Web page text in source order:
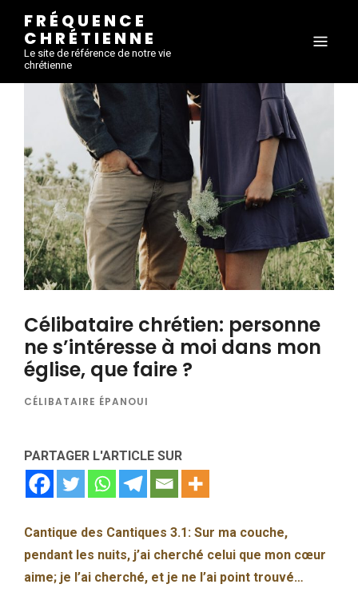
FRÉQUENCE
CHRÉTIENNE
Le site de référence de notre vie
chrétienne
Célibataire chrétien: personne
ne s’intéresse à moi dans mon
église, que faire ?
CÉLIBATAIRE ÉPANOUI
PARTAGER L'ARTICLE SUR
Cantique des Cantiques 3.1: Sur ma couche,
pendant les nuits, j’ai cherché celui que mon cœur
aime; je l’ai cherché, et je ne l’ai point trouvé…